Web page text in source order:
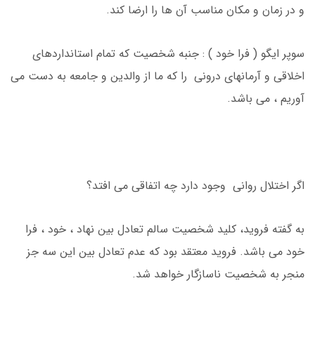
و در زمان و مکان مناسب آن ها را ارضا کند.
سوپر ایگو ( فرا خود ) : جنبه شخصیت که تمام استانداردهای
اخلاقی و آرمانهای درونی را که ما از والدین و جامعه به دست می
آوریم ، می باشد.
اگر اختلال روانی وجود دارد چه اتفاقی می افتد؟
به گفته فروید، کلید شخصیت سالم تعادل بین نهاد ، خود ، فرا
خود می باشد. فروید معتقد بود که عدم تعادل بین این سه جز
منجر به شخصیت ناسازگار خواهد شد.